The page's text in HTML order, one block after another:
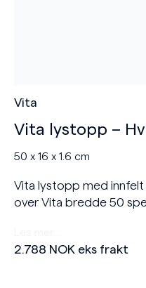
Vita
Vita lystopp –
50 x 16 x 1.6 cm
Vita lystopp med
over Vita bredde 50
2.788 NOK eks frakt